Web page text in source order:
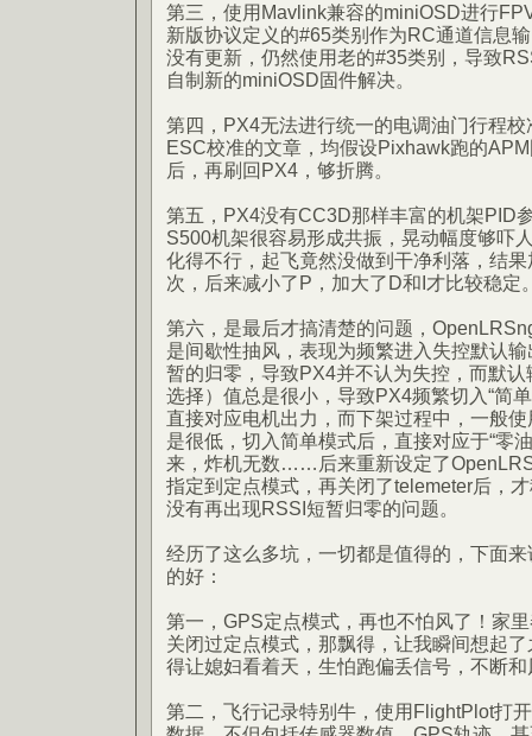
第三，使用Mavlink兼容的miniOSD进行
新版协议定义的#65类别作为RC通道信息
没有更新，仍然使用老的#35类别，导致
自制新的miniOSD固件解决。
第四，PX4无法进行统一的电调油门行程
ESC校准的文章，均假设Pixhawk跑的
后，再刷回PX4，够折腾。
第五，PX4没有CC3D那样丰富的机架PID
S500机架很容易形成共振，晃动幅度够吓
化得不行，起飞竟然没做到干净利落，结
次，后来减小了P，加大了D和I才比较稳定
第六，是最后才搞清楚的问题，
是间歇性抽风，表现为频繁进入失控默认
暂的归零，导致PX4并不认为失控，而默
选择）值总是很小，导致PX4频繁切入“简
直接对应电机出力，而下架过程中，一般
是很低，切入简单模式后，直接对应于“零
来，炸机无数……后来重新设定了
指定到定点模式，再关闭了telemeter后，
没有再出现RSSI短暂归零的问题。
经历了这么多坑，一切都是值得的，下面
的好：
第一，GPS定点模式，再也不怕风了！家
关闭过定点模式，那飘得，让我瞬间想起
得让媳妇看着天，生怕跑偏丢信号，不断
第二，飞行记录特别牛，使用FlightPlot打